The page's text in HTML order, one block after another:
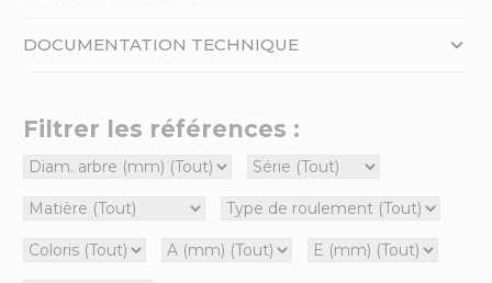
DOCUMENTATION TECHNIQUE
Filtrer les références :